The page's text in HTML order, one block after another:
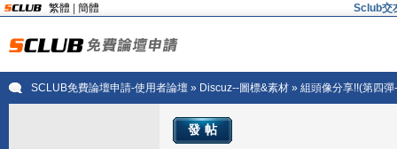
繁體 簡體 Sclub交
SCLUB免費論壇申請-使用者論壇» Discuz--圖標&素材» 組頭像分享!!(第四彈
發帖